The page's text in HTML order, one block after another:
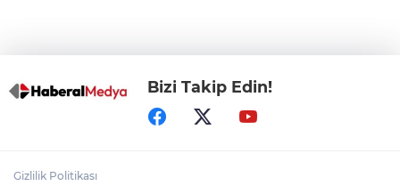
Bizi Takip Edin!
Gizlilik Politikası